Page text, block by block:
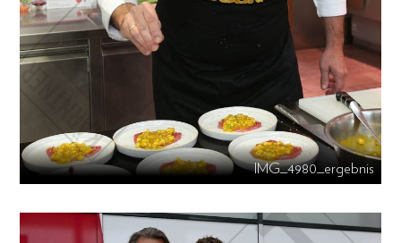
IMG_4980_ergebnis